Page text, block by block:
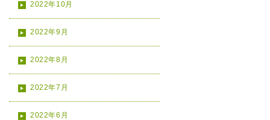
2022年10月
2022年9月
2022年8月
2022年7月
2022年6月